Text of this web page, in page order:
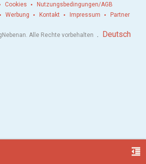
format_indent_decrease
Cookies
Nutzungsbedingungen/AGB
Werbung Kontakt Impressum Partner
Alle Rechte vorbehalten . Deutsch